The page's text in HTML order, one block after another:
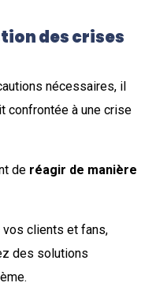
des crises
nécessaires, il
confrontée à une crise
de réagir de manière
vos clients et fans,
des solutions